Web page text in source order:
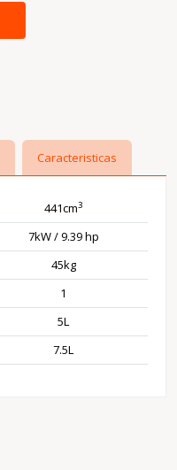
Caracteristicas
441cm3
7kW / 9.39 hp
45kg
1
5L
7.5L